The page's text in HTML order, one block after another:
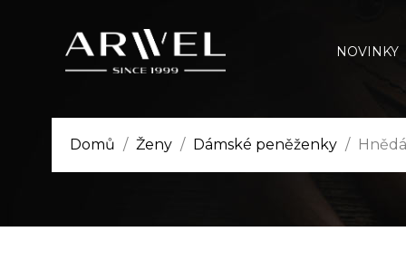
NOVINKY
Domů Ženy Dámské peněženky